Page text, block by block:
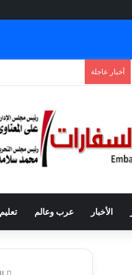
أخبار عاجلة
الأخبار عرب وعالم